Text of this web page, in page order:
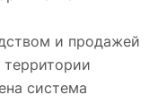
и продажей
система